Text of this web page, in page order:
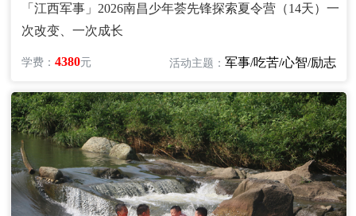
「江西军事」2026南昌少年荟先锋探索夏令营（14天）一
次改变、一次成长
学费：4380元 活动主题： 军事/吃苦/心智/励志